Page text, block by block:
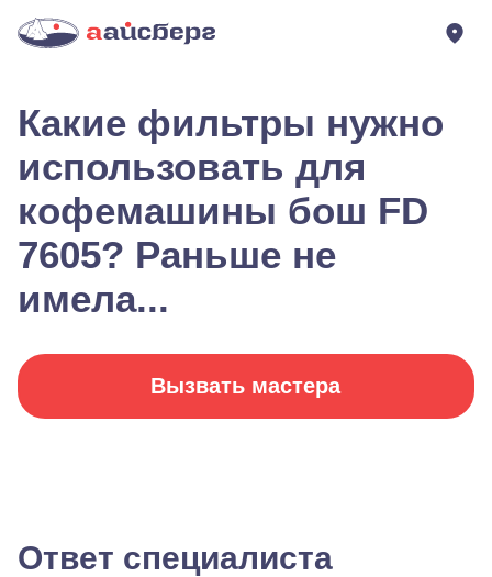
Какие фильтры нужно
использовать для
кофемашины бош FD
7605? Раньше не
имела...
Вызвать мастера
Ответ специалиста